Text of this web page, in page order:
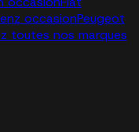
occasionPeugeot
toutes nos marques